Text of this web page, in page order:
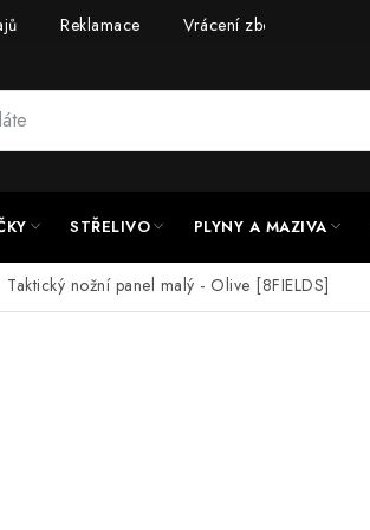
Reklamace Vrácení zboží
STŘELIVO PLYNY A MAZIVA
Taktický nožní panel malý - Olive [8FIELDS]